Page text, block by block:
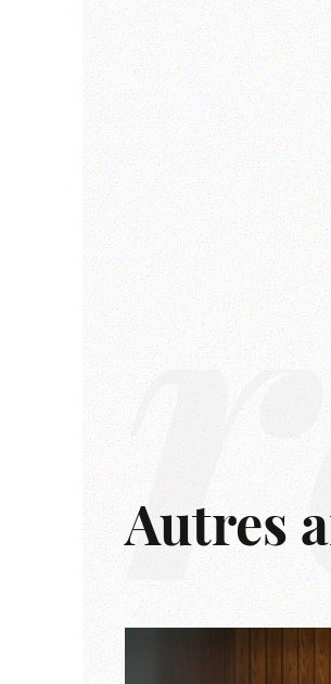
Autres